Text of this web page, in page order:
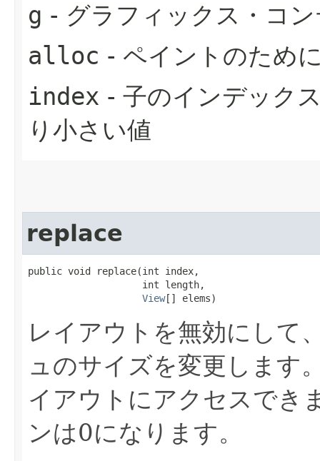
g - グラフィックス・コ
alloc - ペイントのため
index - 子のインデック
り小さい値
replace
public void replace​(int index,
                    int length,
View[] elems)
レイアウトを無効にして
ュのサイズを変更します
イアウトにアクセスでき
ンは0になります。